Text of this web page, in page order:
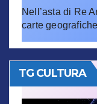
Nell’asta di Re
carte geografiche
TG CULTURA